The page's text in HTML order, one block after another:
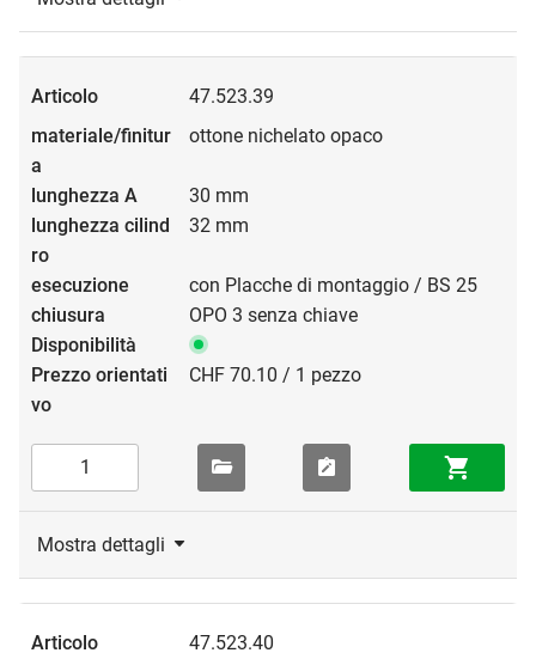
47.523.39
ottone nichelato opaco
30 mm
32 mm
con Placche di montaggio / BS 25
OPO 3 senza chiave
CHF 70.10 / 1 pezzo
Mostra dettagli
47.523.40